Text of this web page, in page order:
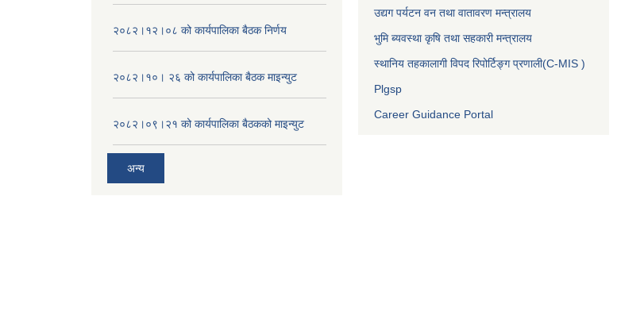
२०८२।१२।०८ को कार्यपालिका बैठक निर्णय
२०८२।१०। २६ को कार्यपालिका बैठक माइन्युट
२०८२।०९।२१ को कार्यपालिका बैठकको माइन्युट
अन्य
उद्यग पर्यटन वन तथा वातावरण मन्त्रालय
भुमि ब्यवस्था कृषि तथा सहकारी मन्त्रालय
स्थानिय तहकालागी विपद रिपोर्टिङ्ग प्रणाली(C-MIS )
Plgsp
Career Guidance Portal